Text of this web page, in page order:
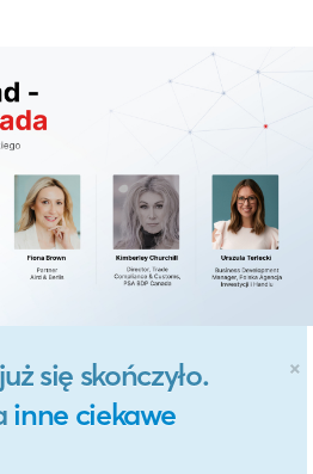
×
się skończyło.
inne ciekawe